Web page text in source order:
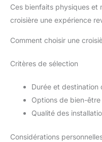
Ces bienfaits physiques et
croisière une expérience
Comment choisir une
Critères de sélection
Durée et destination
Options de bien-
Qualité des
Considérations